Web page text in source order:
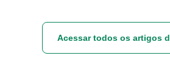
Acessar todos os artigos